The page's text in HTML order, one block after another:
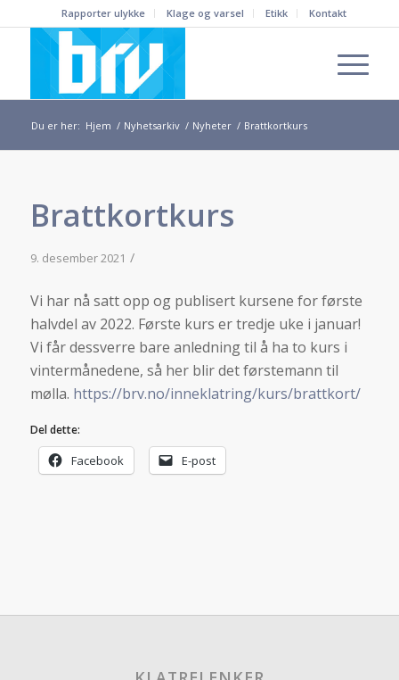
Rapporter ulykke Klage og varsel Etikk Kontakt
Du er her: Hjem / Nyhetsarkiv / Nyheter / Brattkortkurs
Brattkortkurs
9. desember 2021 /
Vi har nå satt opp og publisert kursene for første
halvdel av 2022. Første kurs er tredje uke i januar!
Vi får dessverre bare anledning til å ha to kurs i
vintermånedene, så her blir det førstemann til
mølla. https://brv.no/inneklatring/kurs/brattkort/
Del dette:
Facebook E-post